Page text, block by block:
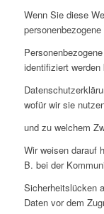
Wenn Sie diese
identifiziert
wofür wir sie
und zu welchem
Wir weisen darauf
B. bei der
Sicherheitslücken
Daten vor dem